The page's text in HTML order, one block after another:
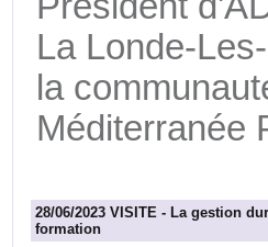
La Londe-
la
Méditerranée
28/06/2023 VISITE - La gestion
formation